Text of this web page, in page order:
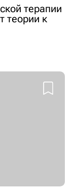
терапии
теории к